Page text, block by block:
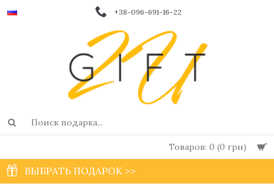
+38-096-691-16-22
Товаров: 0 (0 грн)
ВЫБРАТЬ ПОДАРОК >>